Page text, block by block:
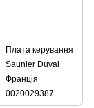
Плата керування
Saunier Duval
Франція
0020029387